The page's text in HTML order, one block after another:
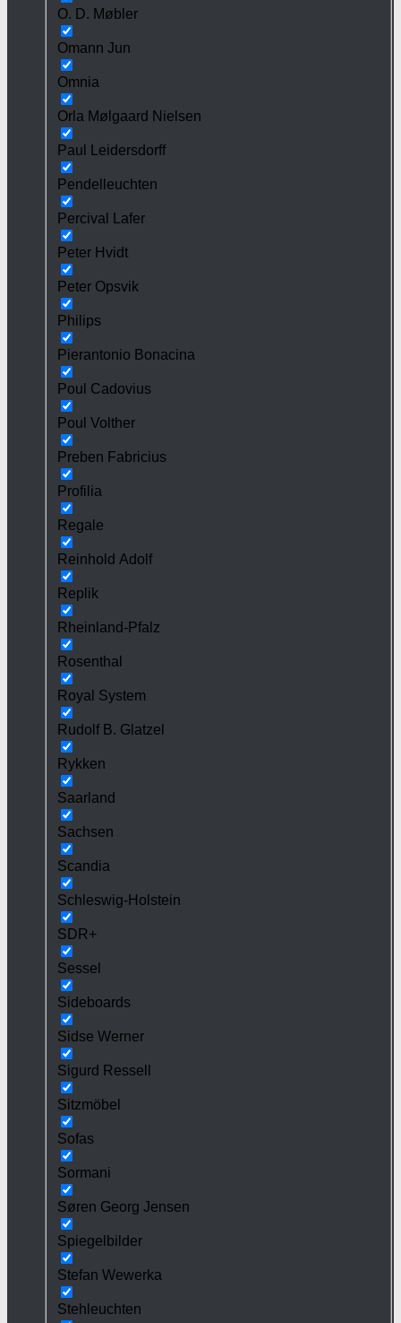
O. D. Møbler
Omann Jun
Omnia
Orla Mølgaard Nielsen
Paul Leidersdorff
Pendelleuchten
Percival Lafer
Peter Hvidt
Peter Opsvik
Philips
Pierantonio Bonacina
Poul Cadovius
Poul Volther
Preben Fabricius
Profilia
Regale
Reinhold Adolf
Replik
Rheinland-Pfalz
Rosenthal
Royal System
Rudolf B. Glatzel
Rykken
Saarland
Sachsen
Scandia
Schleswig-Holstein
SDR+
Sessel
Sideboards
Sidse Werner
Sigurd Ressell
Sitzmöbel
Sofas
Sormani
Søren Georg Jensen
Spiegelbilder
Stefan Wewerka
Stehleuchten